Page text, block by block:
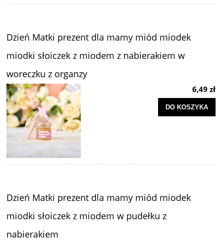
Dzień Matki prezent dla mamy miód miodek
miodki słoiczek z miodem z nabierakiem w
woreczku z organzy
6,49 zł
DO KOSZYKA
Dzień Matki prezent dla mamy miód miodek
miodki słoiczek z miodem w pudełku z
nabierakiem